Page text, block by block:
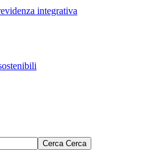
integrativa
Cerca Cerca